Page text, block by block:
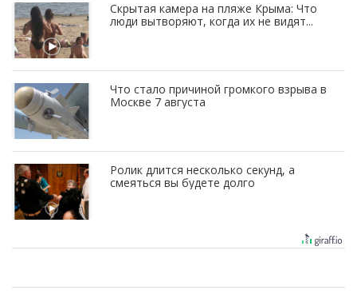
Скрытая камера на пляже Крыма: Что
люди вытворяют, когда их не видят...
Что стало причиной громкого взрыва в
Москве 7 августа
Ролик длится несколько секунд, а
смеяться вы будете долго